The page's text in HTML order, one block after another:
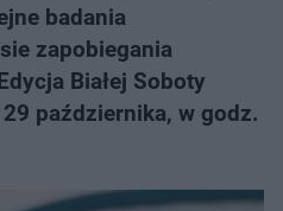
badania
zapobiegania
Białej Soboty
października, w godz.